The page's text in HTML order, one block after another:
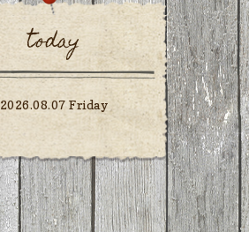
today
2026.08.07 Friday